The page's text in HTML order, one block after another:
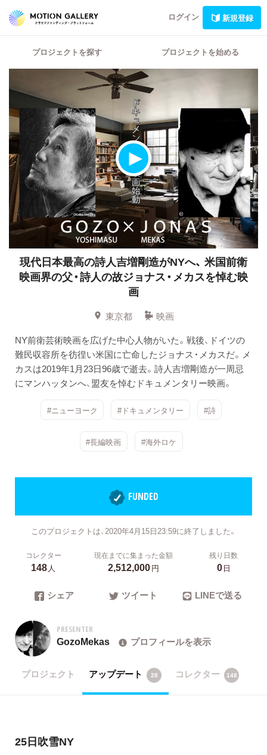
ログイン 新規登録
プロジェクトを探す プロジェクトを始める
現代日本最高の詩人吉増剛造がNYへ、 米国前衛
映画界の父・詩人の故ジョナス・メカスを悼む映
画
東京都
映画
NY前衛芸術映画を広げた中心人物がいた。戦後、ドイツの
難民収容所を彷徨い米国に亡命したジョナス・メカスだ。メ
カスは2019年1月23日96歳で逝去。詩人吉増剛造が一周忌
にマンハッタンへ、盟友を悼むドキュメンタリー映画。
#ニューヨーク #ドキュメンタリー #詩
#長編映画 #海外ロケ
FUNDED
このプロジェクトは、2020年4月15日23:59に終了しました。
コレクター
148人
現在までに集まった金額
2,512,000円
残り日数
0日
シェア ツイート LINEで送る
PRESENTER
GozoMekas プロフィールを表示
プロジェクト アップデート 28 コレクター 148
25日吹雪NY